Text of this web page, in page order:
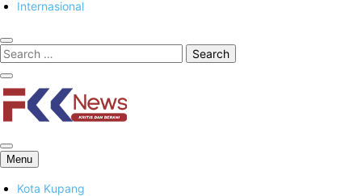
Internasional
FKK News
Menu
Kota Kupang